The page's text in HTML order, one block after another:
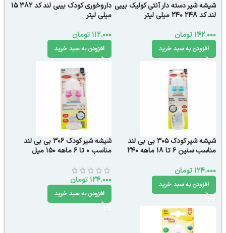
شیشه شیر دسته دار آنتی کولیک بیبی
لند کد 248 240 میلی لیتر
142.000تومان
افزودن به سبد خرید
داروخوری کودک بیبی لند کد 382 15
میلی لیتر
112.000تومان
افزودن به سبد خرید
شیشه شیر کودک 305 بی بی لند
مناسب سنین 6 تا 18 ماهه 240
124.000تومان
افزودن به سبد خرید
شیشه شیر کودک 306 بی بی لند
مناسب 0 تا 6 ماهه 150 میل
124.000تومان
افزودن به سبد خرید